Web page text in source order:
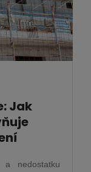
Jak
nedostatku